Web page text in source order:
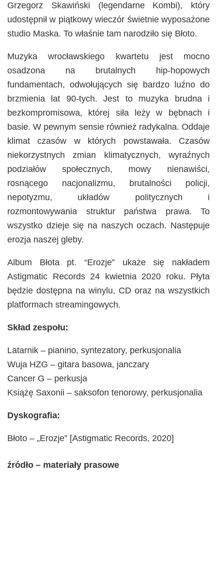
Grzegorz Skawiński (legendarne Kombi), który
udostępnił w piątkowy wieczór świetnie wyposażone
studio Maska. To właśnie tam narodziło się Błoto.
Muzyka wrocławskiego kwartetu jest mocno
osadzona na brutalnych hip-hopowych
fundamentach, odwołujących się bardzo luźno do
brzmienia lat 90-tych. Jest to muzyka brudna i
bezkompromisowa, której siła leży w bębnach i
basie. W pewnym sensie również radykalna. Oddaje
klimat czasów w których powstawała. Czasów
niekorzystnych zmian klimatycznych, wyraźnych
podziałów społecznych, mowy nienawiści,
rosnącego nacjonalizmu, brutalności policji,
nepotyzmu, układów politycznych i
rozmontowywania struktur państwa prawa. To
wszystko dzieje się na naszych oczach. Następuje
erozja naszej gleby.
Album Błota pt. “Erozje” ukaże się nakładem
Astigmatic Records 24 kwietnia 2020 roku. Płyta
będzie dostępna na winylu, CD oraz na wszystkich
platformach streamingowych.
Skład zespołu:
Latarnik – pianino, syntezatory, perkusjonalia
Wuja HZG – gitara basowa, janczary
Cancer G – perkusja
Książę Saxonii – saksofon tenorowy, perkusjonalia
Dyskografia:
Błoto – „Erozje” [Astigmatic Records, 2020]
źródło – materiały prasowe